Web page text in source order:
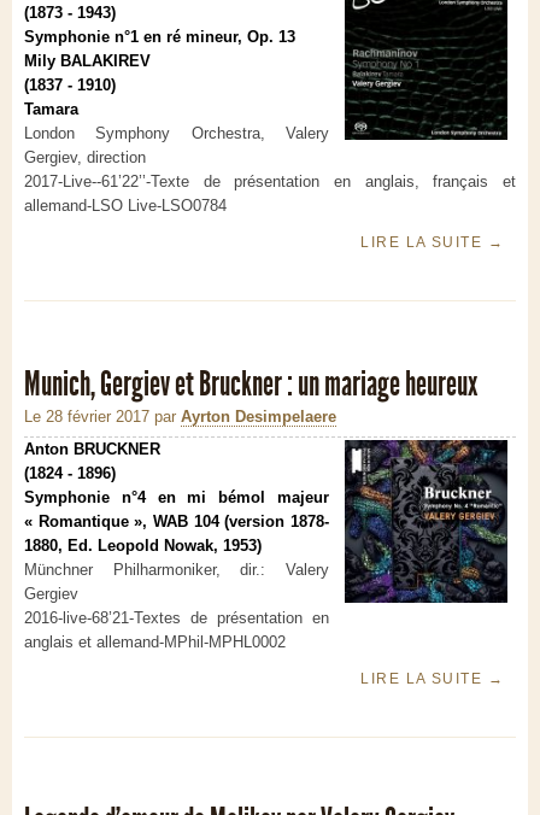
(1873 - 1943)
Symphonie n°1 en ré mineur, Op. 13
Mily BALAKIREV
(1837 - 1910)
Tamara
London Symphony Orchestra, Valery
Gergiev, direction
2017-Live--61’22’’-Texte de présentation en anglais, français et
allemand-LSO Live-LSO0784
LIRE LA SUITE →
Munich, Gergiev et Bruckner : un mariage heureux
Le 28 février 2017 par Ayrton Desimpelaere
Anton BRUCKNER
(1824 - 1896)
Symphonie n°4 en mi bémol majeur
« Romantique », WAB 104 (version 1878-
1880, Ed. Leopold Nowak, 1953)
Münchner Philharmoniker, dir.: Valery
Gergiev
2016-live-68’21-Textes de présentation en
anglais et allemand-MPhil-MPHL0002
LIRE LA SUITE →